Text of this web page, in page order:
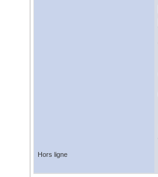
Hors ligne